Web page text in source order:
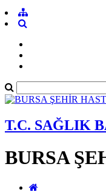
T.C. SAĞLIK
BURSA